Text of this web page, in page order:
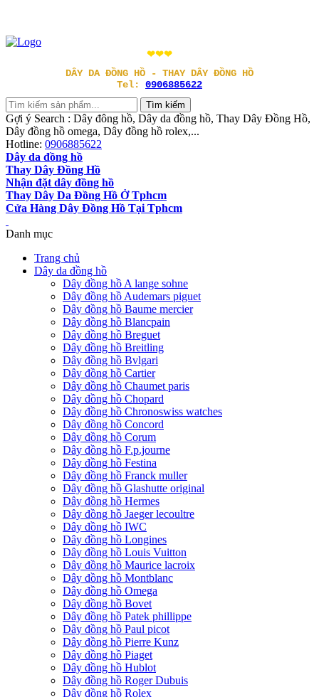
❤❤❤
DÂY DA ĐỒNG HỒ - THAY DÂY ĐỒNG HỒ
Tel: 0906885622
Gợi ý Search : Dây đông hồ, Dây da đồng hồ, Thay Dây Đồng Hồ,
Dây đồng hồ omega, Dây đồng hồ rolex,...
Hotline: 0906885622
Dây da đồng hồ
Thay Dây Đồng Hồ
Nhận đặt dây đồng hồ
Thay Dây Da Đồng Hồ Ở Tphcm
Cửa Hàng Dây Đồng Hồ Tại Tphcm
Danh mục
Trang chủ
Dây da đồng hồ
Dây đồng hồ A lange sohne
Dây đồng hồ Audemars piguet
Dây đồng hồ Baume mercier
Dây đồng hồ Blancpain
Dây đồng hồ Breguet
Dây đồng hồ Breitling
Dây đồng hồ Bvlgari
Dây đồng hồ Cartier
Dây đồng hồ Chaumet paris
Dây đồng hồ Chopard
Dây đồng hồ Chronoswiss watches
Dây đồng hồ Concord
Dây đồng hồ Corum
Dây đồng hồ F.p.journe
Dây đồng hồ Festina
Dây đồng hồ Franck muller
Dây đồng hồ Glashutte original
Dây đồng hồ Hermes
Dây đồng hồ Jaeger lecoultre
Dây đồng hồ IWC
Dây đồng hồ Longines
Dây đồng hồ Louis Vuitton
Dây đồng hồ Maurice lacroix
Dây đồng hồ Montblanc
Dây đồng hồ Omega
Dây đồng hồ Bovet
Dây đồng hồ Patek phillippe
Dây đồng hồ Paul picot
Dây đồng hồ Pierre Kunz
Dây đồng hồ Piaget
Dây đồng hồ Hublot
Dây đồng hồ Roger Dubuis
Dây đồng hồ Rolex